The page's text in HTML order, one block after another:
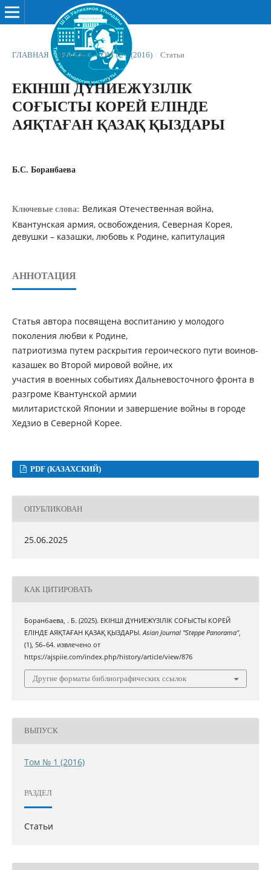
ГЛАВНАЯ / АРХИВЫ / ТОМ № 1 (2016) / Статьи
ЕКІНШІ ДҮНИЕЖҮЗІЛІК
СОҒЫСТЫ КОРЕЙ ЕЛІНДЕ
АЯҚТАҒАН ҚАЗАҚ ҚЫЗДАРЫ
Б.С. Боранбаева
Ключевые слова: Великая Отечественная война,
Квантунская армия, освобождения, Северная Корея,
девушки – казашки, любовь к Родине, капитулация
АННОТАЦИЯ
Статья автора посвящена воспитанию у молодого
поколения любви к Родине,
патриотизма путем раскрытия героического пути воинов-
казашек во Второй мировой войне, их
участия в военных событиях Дальневосточного фронта в
разгроме Квантунской армии
милитаристской Японии и завершение войны в городе
Хедзио в Северной Корее.
PDF (КАЗАХСКИЙ)
ОПУБЛИКОВАН
25.06.2025
КАК ЦИТИРОВАТЬ
Боранбаева, . Б. (2025). ЕКІНШІ ДҮНИЕЖҮЗІЛІК СОҒЫСТЫ КОРЕЙ
ЕЛІНДЕ АЯҚТАҒАН ҚАЗАҚ ҚЫЗДАРЫ.Asian Journal "Steppe Panorama",
(1), 56–64. извлечено от
https://ajspiie.com/index.php/history/article/view/876
Другие форматы библиографических ссылок
ВЫПУСК
Том № 1 (2016)
РАЗДЕЛ
Статьи